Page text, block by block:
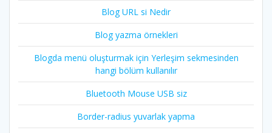
Blog URL si Nedir
Blog yazma örnekleri
Blogda menü oluşturmak için Yerleşim sekmesinden
hangi bölüm kullanılır
Bluetooth Mouse USB siz
Border-radius yuvarlak yapma